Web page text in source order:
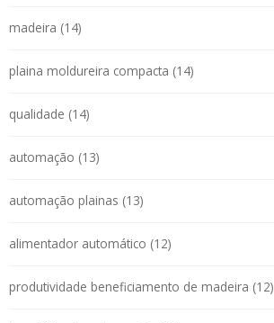
madeira (14)
plaina moldureira compacta (14)
qualidade (14)
automação (13)
automação plainas (13)
alimentador automático (12)
produtividade beneficiamento de madeira (12)